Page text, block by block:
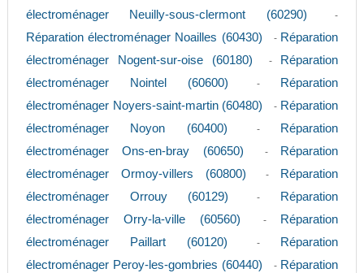
électroménager Neuilly-sous-clermont (60290)
-
Réparation électroménager Noailles (60430) - Réparation
électroménager Nogent-sur-oise (60180)
-
Réparation
électroménager Nointel (60600)
-
Réparation
électroménager Noyers-saint-martin (60480)
- Réparation
électroménager Noyon (60400)
-
Réparation
électroménager Ons-en-bray (60650)
-
Réparation
électroménager Ormoy-villers (60800)
-
Réparation
électroménager Orrouy (60129)
-
Réparation
électroménager Orry-la-ville (60560)
-
Réparation
électroménager Paillart (60120)
-
Réparation
électroménager Peroy-les-gombries (60440)
- Réparation